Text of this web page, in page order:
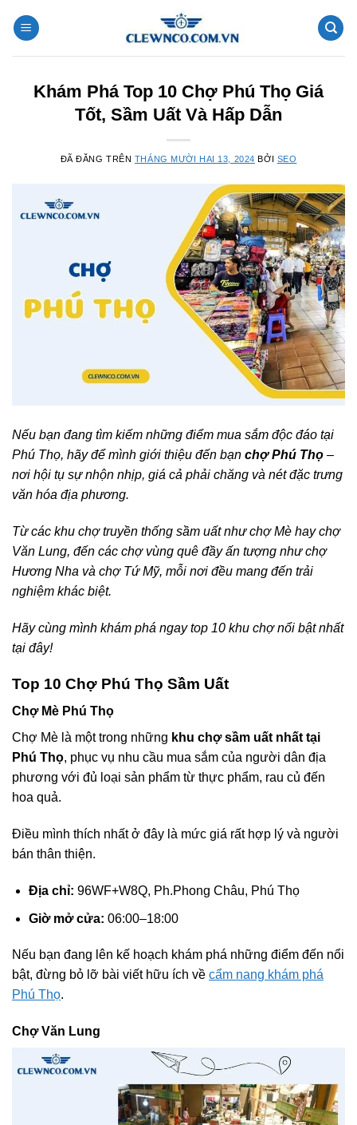
đến
Khám Phá Top 10 Chợ Phú Thọ Giá
Tốt, Sầm Uất Và Hấp Dẫn
ĐÃ ĐĂNG TRÊN THÁNG MƯỜI HAI 13, 2024 BỞI SEO
Nếu bạn đang tìm kiếm những điểm mua sắm độc đáo tại
Phú Thọ, hãy để mình giới thiệu đến bạn chợ Phú Thọ –
nơi hội tụ sự nhộn nhịp, giá cả phải chăng và nét đặc trưng
văn hóa địa phương.
Từ các khu chợ truyền thống sầm uất như chợ Mè hay chợ
Văn Lung, đến các chợ vùng quê đầy ấn tượng như chợ
Hương Nha và chợ Tứ Mỹ, mỗi nơi đều mang đến trải
nghiệm khác biệt.
Hãy cùng mình khám phá ngay top 10 khu chợ nổi bật nhất
tại đây!
Top 10 Chợ Phú Thọ Sầm Uất
Chợ Mè Phú Thọ
Chợ Mè là một trong những khu chợ sầm uất nhất tại
Phú Thọ, phục vụ nhu cầu mua sắm của người dân địa
phương với đủ loại sản phẩm từ thực phẩm, rau củ đến
hoa quả.
Điều mình thích nhất ở đây là mức giá rất hợp lý và người
bán thân thiện.
Địa chỉ: 96WF+W8Q, Ph.Phong Châu, Phú Thọ
Giờ mở cửa: 06:00–18:00
Nếu bạn đang lên kế hoạch khám phá những điểm đến nổi
bật, đừng bỏ lỡ bài viết hữu ích về cẩm nang khám phá
Phú Thọ.
Chợ Văn Lung